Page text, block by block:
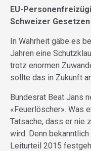
EU-
Schweizer Gesetzen
In Wahrheit gäbe es
Jahren eine
trotz enormen
sollte das in Zukunft
Bundesrat Beat Jans
«Feuerlöscher». Was
Tatsache, dass er nie
wird. Denn
Leiturteil 2015